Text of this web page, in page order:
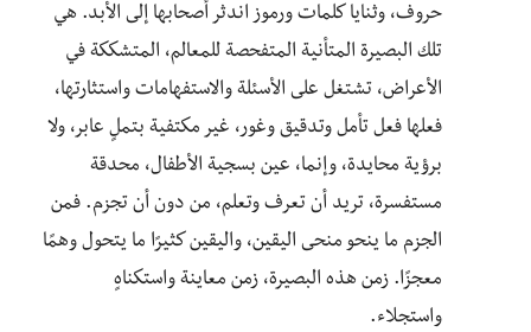
حروف، وثنايا كلمات ورموز اندثر أصحابها إلى الأبد. هي
تلك البصيرة المتأنية المتفحصة للمعالم، المتشككة في
الأعراض، تشتغل على الأسئلة والاستفهامات واستثارتها،
فعلها فعل تأمل وتدقيق وغور، غير مكتفية بتملٍ عابر، ولا
برؤية محايدة، وإنما، عين بسجية الأطفال، محدقة
مستفسرة، تريد أن تعرف وتعلم، من دون أن تجزم. فمن
الجزم ما ينحو منحى اليقين، واليقين كثيرًا ما يتحول وهمًا
معجزًا. زمن هذه البصيرة، زمن معاينة واستكناهٍ
واستجلاء.